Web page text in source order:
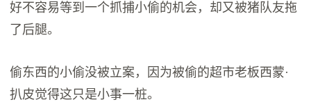
好不容易等到一个抓捕小偷的机会，却又被猪队友拖
了后腿。
偷东西的小偷没被立案，因为被偷的超市老板西蒙·
扒皮觉得这只是小事一桩。